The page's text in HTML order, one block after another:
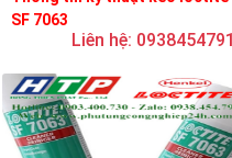
SF 7063
Liên hệ: 0938454791